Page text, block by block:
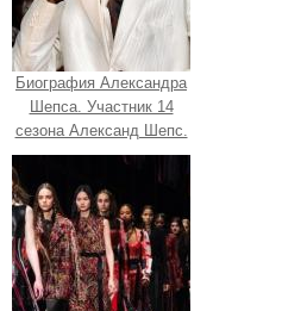
Биография Александра
Шепса. Участник 14
сезона Александ Шепс.